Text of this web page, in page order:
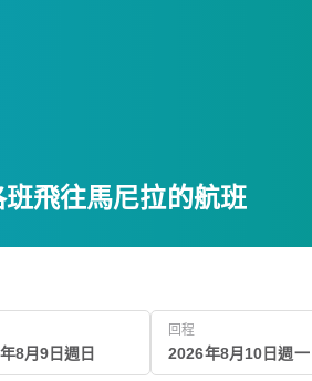
飛往馬尼拉的航班
8月9日週日
回程
2026年8月10日週一